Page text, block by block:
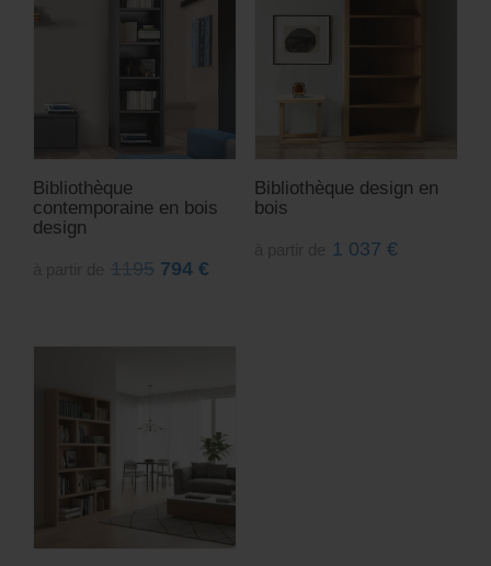
Bibliothèque
contemporaine en bois
design
1195 794 €
Bibliothèque design en
bois
1 037 €